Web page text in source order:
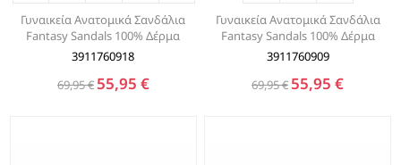
Γυναικεία Ανατομικά Σανδάλια
Fantasy Sandals 100% Δέρμα
3911760918
69,95 € 55,95 €
Γυναικεία Ανατομικά Σανδάλια
Fantasy Sandals 100% Δέρμα
3911760909
69,95 € 55,95 €